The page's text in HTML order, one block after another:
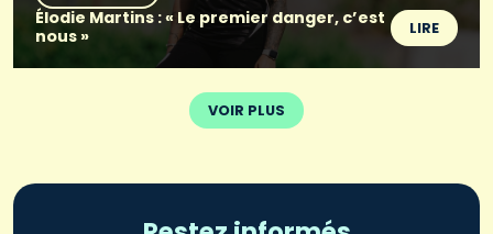
Élodie Martins : « Le premier danger, c’est
nous »
LIRE
VOIR PLUS